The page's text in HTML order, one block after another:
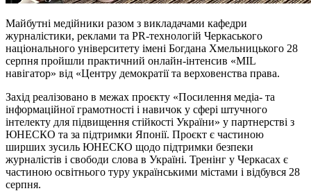
Майбутні медійники разом з викладачами кафедри
журналістики, реклами та PR-технологій Черкаського
національного університету імені Богдана Хмельницького 28
серпня пройшли практичний онлайн-інтенсив «MIL
навігатор» від «Центру демократії та верховенства права.
Захід реалізовано в межах проєкту «Посилення медіа- та
інформаційної грамотності і навичок у сфері штучного
інтелекту для підвищення стійкості України» у партнерстві з
ЮНЕСКО та за підтримки Японії. Проєкт є частиною
ширших зусиль ЮНЕСКО щодо підтримки безпеки
журналістів і свободи слова в Україні. Тренінг у Черкасах є
частиною освітнього туру українськими містами і відбувся 28
серпня.